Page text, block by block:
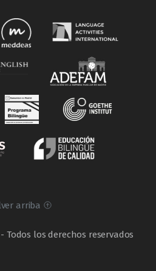
arriba
Todos los derechos reservados